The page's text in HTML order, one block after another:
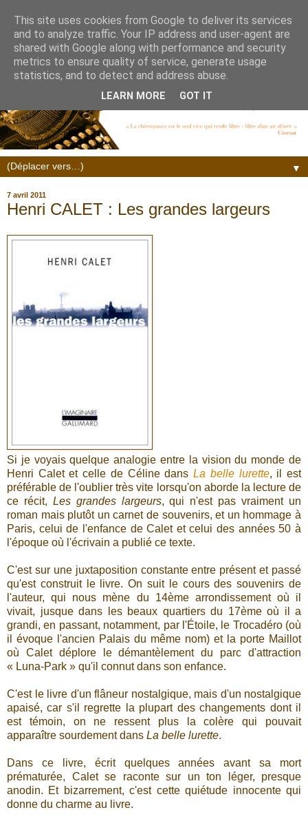
▼
7 avril 2011
Henri CALET : Les grandes largeurs
Si je voyais quelque analogie entre la vision du monde de
Henri Calet et celle de Céline dansLa belle lurette, il est
préférable de l'oublier très vite lorsqu'on aborde la lecture de
ce récit, Les grandes largeurs, qui n'est pas vraiment un
roman mais plutôt un carnet de souvenirs, et un hommage à
Paris, celui de l'enfance de Calet et celui des années 50 à
l'époque où l'écrivain a publié ce texte.
C'est sur une juxtaposition constante entre présent et passé
qu'est construit le livre. On suit le cours des souvenirs de
l'auteur, qui nous mène du 14ème arrondissement où il
vivait, jusque dans les beaux quartiers du 17ème où il a
grandi, en passant, notamment, par l'Étoile, le Trocadéro (où
il évoque l'ancien Palais du même nom) et la porte Maillot
où Calet déplore le démantèlement du parc d'attraction
« Luna-Park » qu'il connut dans son enfance.
C'est le livre d'un flâneur nostalgique, mais d'un nostalgique
apaisé, car s'il regrette la plupart des changements dont il
est témoin, on ne ressent plus la colère qui pouvait
apparaître sourdement dans La belle lurette.
Dans ce livre, écrit quelques années avant sa mort
prématurée, Calet se raconte sur un ton léger, presque
anodin. Et bizarrement, c'est cette quiétude innocente qui
donne du charme au livre.
This site uses cookies from Google to deliver its services
and to analyze traffic. Your IP address and user-agent are
shared with Google along with performance and security
metrics to ensure quality of service, generate usage
statistics, and to detect and address abuse.
LEARN MORE GOT IT